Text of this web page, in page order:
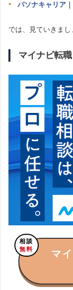
パソナキャリア
では、見ていきまし
マイナビ転
相談
無料
マ